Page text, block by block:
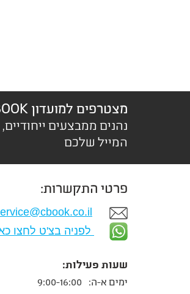
מצטרפים למועדון CBOOK
נהנים ממבצעים
המייל שלכם
פרטי התקשרות:
לפניה בצ'ט לחצו
שעות פעילות:
ימים א-ה: